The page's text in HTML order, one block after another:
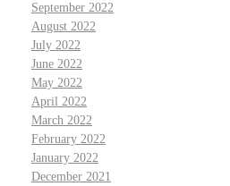
September 2022
August 2022
July 2022
June 2022
May 2022
April 2022
March 2022
February 2022
January 2022
December 2021